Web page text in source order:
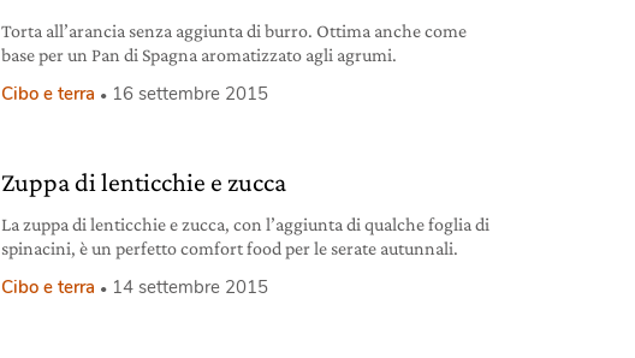
Torta all’arancia senza aggiunta di burro. Ottima anche come
base per un Pan di Spagna aromatizzato agli agrumi.
Cibo e terra 16 settembre 2015
Zuppa di lenticchie e zucca
La zuppa di lenticchie e zucca, con l’aggiunta di qualche foglia di
spinacini, è un perfetto comfort food per le serate autunnali.
Cibo e terra 14 settembre 2015